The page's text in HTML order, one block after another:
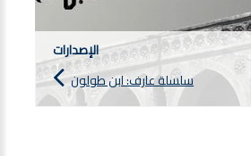
الإصدارات
سلسلة عارف: ابن طولون